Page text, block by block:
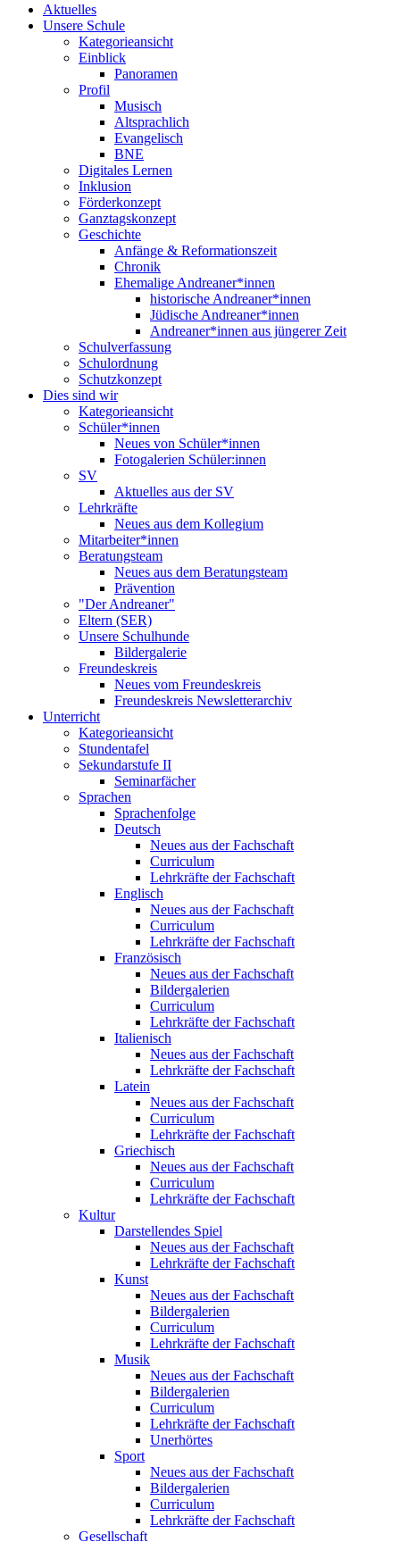
Aktuelles
Unsere Schule
Kategorieansicht
Einblick
Panoramen
Profil
Musisch
Altsprachlich
Evangelisch
BNE
Digitales Lernen
Inklusion
Förderkonzept
Ganztagskonzept
Geschichte
Anfänge & Reformationszeit
Chronik
Ehemalige Andreaner*innen
historische Andreaner*innen
Jüdische Andreaner*innen
Andreaner*innen aus jüngerer Zeit
Schulverfassung
Schulordnung
Schutzkonzept
Dies sind wir
Kategorieansicht
Schüler*innen
Neues von Schüler*innen
Fotogalerien Schüler:innen
SV
Aktuelles aus der SV
Lehrkräfte
Neues aus dem Kollegium
Mitarbeiter*innen
Beratungsteam
Neues aus dem Beratungsteam
Prävention
"Der Andreaner"
Eltern (SER)
Unsere Schulhunde
Bildergalerie
Freundeskreis
Neues vom Freundeskreis
Freundeskreis Newsletterarchiv
Unterricht
Kategorieansicht
Stundentafel
Sekundarstufe II
Seminarfächer
Sprachen
Sprachenfolge
Deutsch
Neues aus der Fachschaft
Curriculum
Lehrkräfte der Fachschaft
Englisch
Neues aus der Fachschaft
Curriculum
Lehrkräfte der Fachschaft
Französisch
Neues aus der Fachschaft
Bildergalerien
Curriculum
Lehrkräfte der Fachschaft
Italienisch
Neues aus der Fachschaft
Lehrkräfte der Fachschaft
Latein
Neues aus der Fachschaft
Curriculum
Lehrkräfte der Fachschaft
Griechisch
Neues aus der Fachschaft
Curriculum
Lehrkräfte der Fachschaft
Kultur
Darstellendes Spiel
Neues aus der Fachschaft
Lehrkräfte der Fachschaft
Kunst
Neues aus der Fachschaft
Bildergalerien
Curriculum
Lehrkräfte der Fachschaft
Musik
Neues aus der Fachschaft
Bildergalerien
Curriculum
Lehrkräfte der Fachschaft
Unerhörtes
Sport
Neues aus der Fachschaft
Bildergalerien
Curriculum
Lehrkräfte der Fachschaft
Gesellschaft